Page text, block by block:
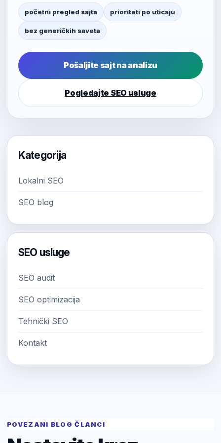
početni pregled sajta prioriteti po uticaju
bez generičkih saveta
Pošaljite sajt na analizu
Pogledajte SEO usluge
Kategorija
Lokalni SEO
SEO blog
SEO usluge
SEO audit
SEO optimizacija
Tehnički SEO
Kontakt
POVEZANI BLOG ČLANCI